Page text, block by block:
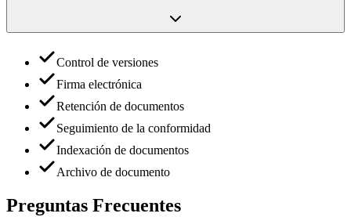
Control de versiones
Firma electrónica
Retención de documentos
Seguimiento de la conformidad
Indexación de documentos
Archivo de documento
Preguntas Frecuentes